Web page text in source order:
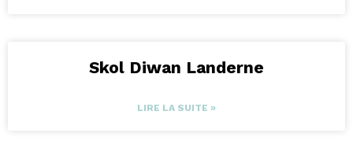
Skol Diwan Landerne
LIRE LA SUITE »